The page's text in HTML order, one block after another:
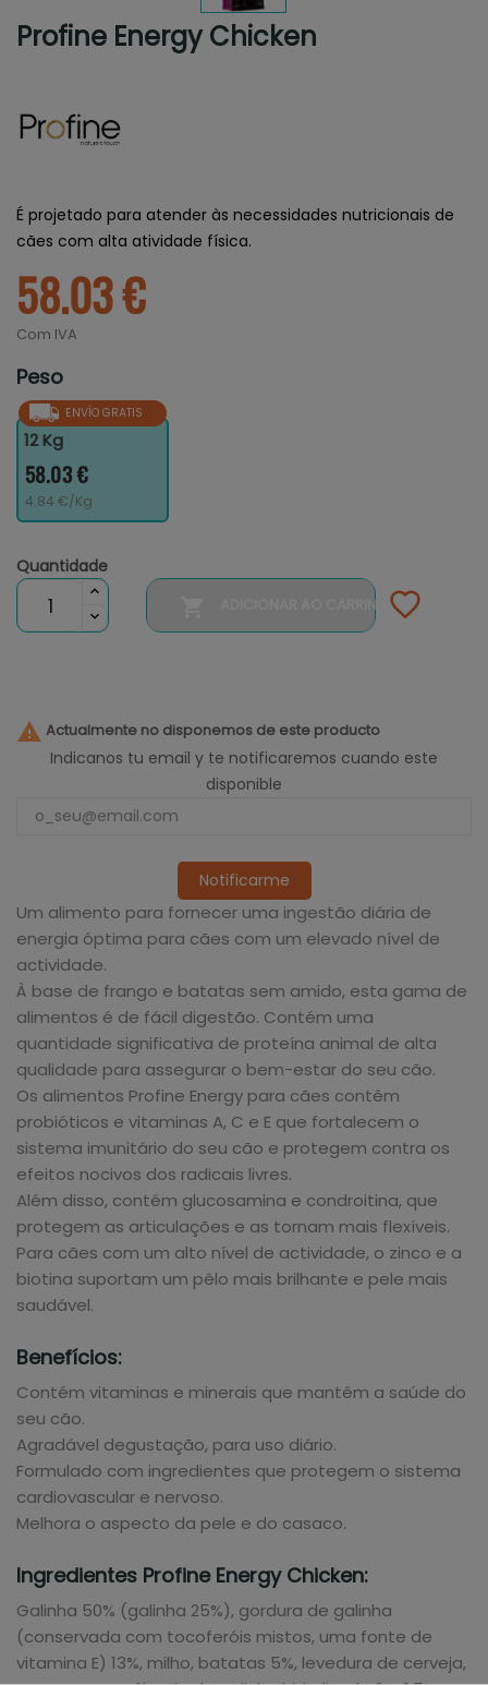
Profine Energy Chicken
É projetado para atender às necessidades nutricionais de
cães com alta atividade física.
58.03 €
Com IVA
Peso
ENVÍO GRATIS
12 Kg
58.03 €
4.84 €/Kg
Quantidade
ADICIONAR AO CARRINHO
 Actualmente no disponemos de este producto
Indicanos tu email y te notificaremos cuando este
disponible
Notificarme
Um alimento para fornecer uma ingestão diária de
energia óptima para cães com um elevado nível de
actividade.
À base de frango e batatas sem amido, esta gama de
alimentos é de fácil digestão. Contém uma
quantidade significativa de proteína animal de alta
qualidade para assegurar o bem-estar do seu cão.
Os alimentos Profine Energy para cães contêm
probióticos e vitaminas A, C e E que fortalecem o
sistema imunitário do seu cão e protegem contra os
efeitos nocivos dos radicais livres.
Além disso, contém glucosamina e condroitina, que
protegem as articulações e as tornam mais flexíveis.
Para cães com um alto nível de actividade, o zinco e a
biotina suportam um pêlo mais brilhante e pele mais
saudável.
Benefícios:
Contém vitaminas e minerais que mantêm a saúde do
seu cão.
Agradável degustação, para uso diário.
Formulado com ingredientes que protegem o sistema
cardiovascular e nervoso.
Melhora o aspecto da pele e do casaco.
Ingredientes Profine Energy Chicken:
Galinha 50% (galinha 25%), gordura de galinha
(conservada com tocoferóis mistos, uma fonte de
vitamina E) 13%, milho, batatas 5%, levedura de cerveja,